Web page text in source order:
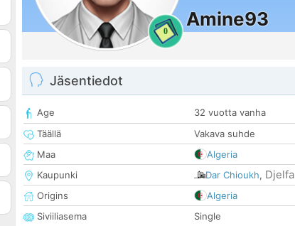
0
Amine93
Jäsentiedot
Age
32 vuotta vanha
Täällä
Vakava suhde
Maa
Algeria
Kaupunki
Dar Chioukh, Djelfa
Origins
Algeria
Siviiliasema
Single